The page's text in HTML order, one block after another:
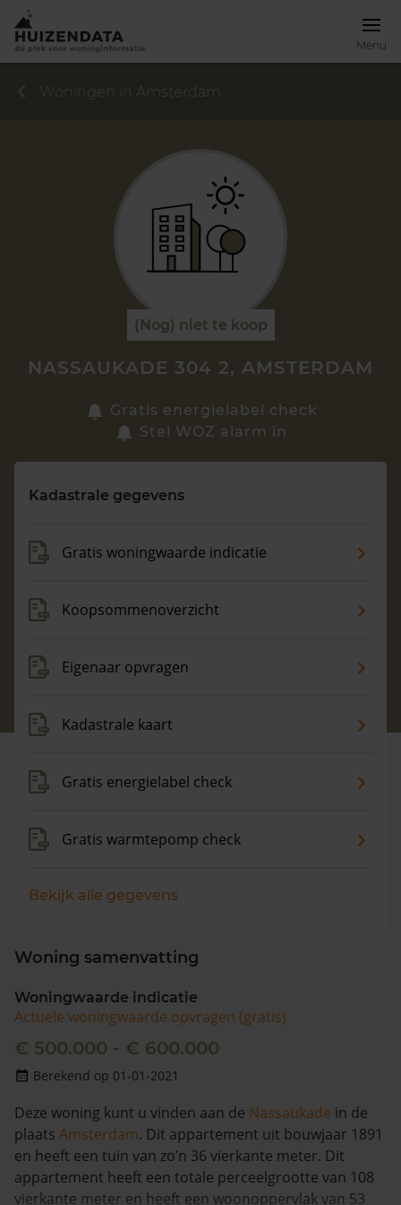
Menu
Zoek een woning
Maandag t/m vrijdag - 08:00 -18:00
Woningen in Amsterdam
(Nog) niet te koop
NASSAUKADE 304 2, AMSTERDAM
Gratis energielabel check
Stel WOZ alarm in
Kadastrale gegevens
Gratis woningwaarde indicatie
Koopsommenoverzicht
Eigenaar opvragen
Kadastrale kaart
Gratis energielabel check
Gratis warmtepomp check
Bekijk alle gegevens
Woning samenvatting
Woningwaarde indicatie
Actuele woningwaarde opvragen (gratis)
€ 500.000 - € 600.000
Berekend op 01-01-2021
Deze woning kunt u vinden aan de Nassaukade in de
plaats Amsterdam. Dit appartement uit bouwjaar 1891
en heeft een tuin van zo’n 36 vierkante meter. Dit
appartement heeft een totale perceelgrootte van 108
vierkante meter en heeft een woonoppervlak van 53